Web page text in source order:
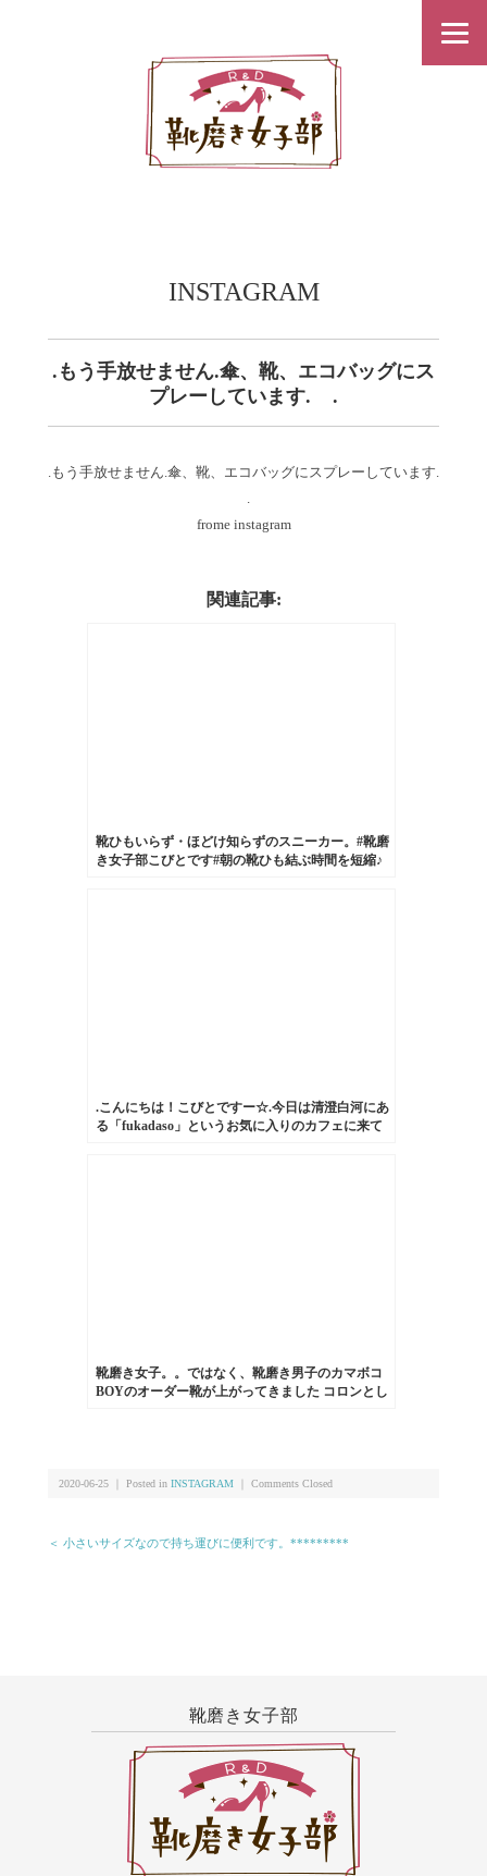
INSTAGRAM
.もう手放せません.傘、靴、エコバッグにス
プレーしています.︎ ︎ ︎ ︎ ︎.
.もう手放せません.傘、靴、エコバッグにスプレーしています.︎
︎ ︎ ︎ ︎.
frome instagram
関連記事:
靴ひもいらず・ほどけ知らずのスニーカー。#靴磨
き女子部こびとです#朝の靴ひも結ぶ時間を短縮♪
.こんにちは！こびとですー☆.今日は清澄白河にあ
る「fukadaso」というお気に入りのカフェに来て
靴磨き女子。。ではなく、靴磨き男子のカマボコ
BOYのオーダー靴が上がってきました︎ コロンとし
子 #アップは #しじみ #足元くら部 #ありがとうご
2020-06-25 ｜ Posted in INSTAGRAM Comments Closed
＜ 小さいサイズなので持ち運びに便利です。*********
靴磨き女子部